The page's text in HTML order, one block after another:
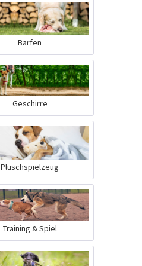
Barfen
Geschirre
Plüschspielzeug
Training & Spiel